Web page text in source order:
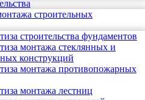
строительных
строительства фундаментов
монтажа стеклянных и
конструкций
монтажа противопожарных
монтажа лестниц